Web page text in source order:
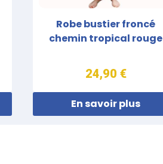
Robe bustier froncé
chemin tropical rouge
24,90 €
En savoir plus